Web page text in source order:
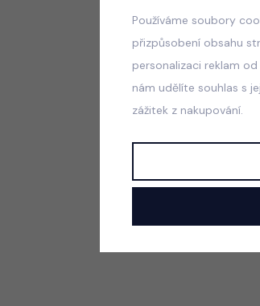
Používáme soubory
přizpůsobení obsahu
personalizaci reklam od
nám udělíte souhlas s
zážitek z nakupování.